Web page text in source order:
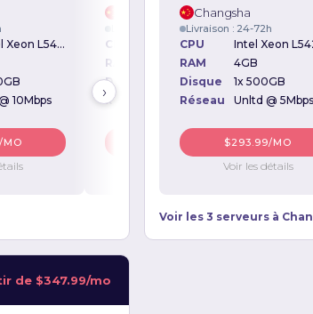
2x Intel Xeon L5420 2.50GHz
10Mbps
Livraison : 24-72h
CPU
2x Intel Xeon L5520 2.26GHz
RAM
24GB
Disque
2x 1000GB
Réseau
Unltd. @ 10Mbps
$529.99/MO
›
Changsha
Livraison : 24-72h
CPU
RAM
4GB
Disque
1x 500GB
Réseau
Unltd @ 5Mbps
$293.99/MO
Voir les détails
Voir les 3 serveurs à
de $347.99/mo